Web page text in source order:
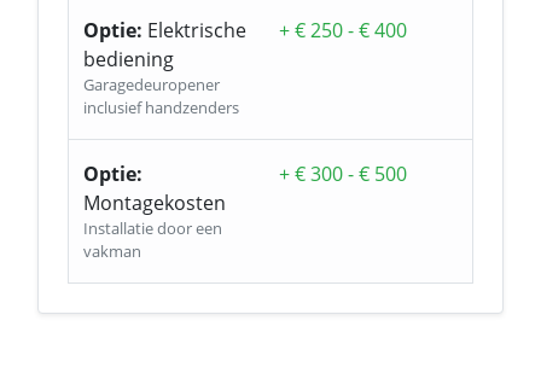
Optie: Elektrische
bediening
Garagedeuropener
inclusief handzenders
+ € 250 - € 400
Optie:
Montagekosten
Installatie door een
vakman
+ € 300 - € 500